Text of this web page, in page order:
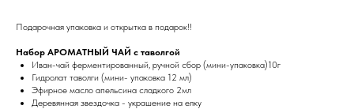
Подарочная упаковка и открытка в подарок!!
Набор АРОМАТНЫЙ ЧАЙ с таволгой
Иван-чай ферментированный, ручной сбор (мини-упаковка)10г
Гидролат таволги (мини- упаковка 12 мл)
Эфирное масло апельсина сладкого 2мл
Деревянная звездочка - украшение на елку